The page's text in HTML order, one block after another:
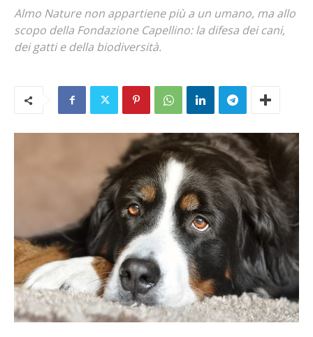
Almo Nature non appartiene più a un umano, ma allo
scopo della Fondazione Capellino: la difesa dei cani,
dei gatti e della biodiversità.